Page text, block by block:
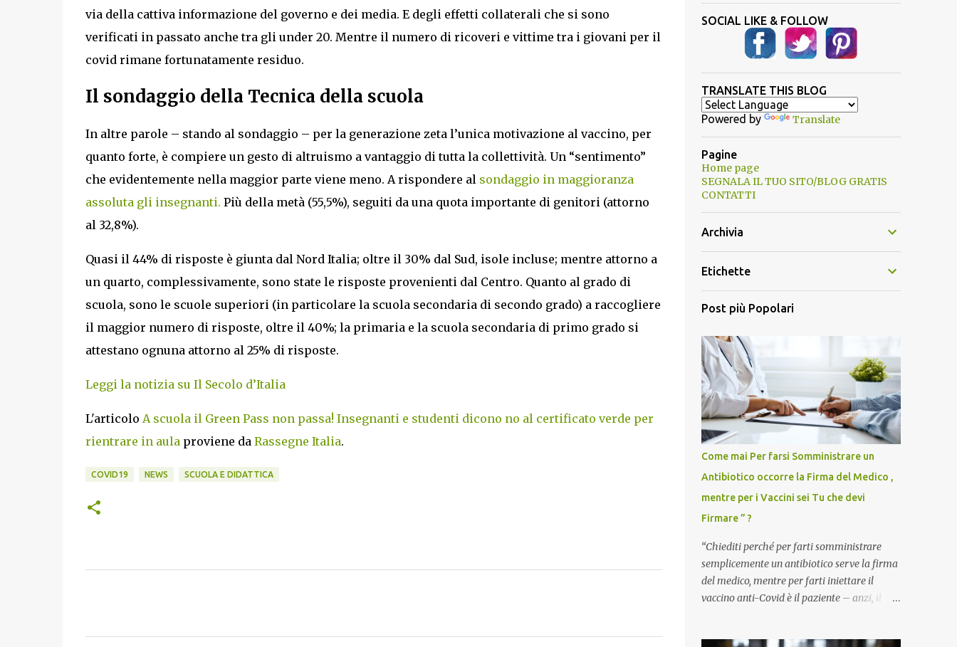
via della cattiva informazione del governo e dei media. E degli effetti collaterali che si sono
verificati in passato anche tra gli under 20. Mentre il numero di ricoveri e vittime tra i giovani per il
covid rimane fortunatamente residuo.
Il sondaggio della Tecnica della scuola
In altre parole – stando al sondaggio – per la generazione zeta l’unica motivazione al vaccino, per
quanto forte, è compiere un gesto di altruismo a vantaggio di tutta la collettività. Un “sentimento”
che evidentemente nella maggior parte viene meno. A rispondere al sondaggio in maggioranza
assoluta gli insegnanti. Più della metà (55,5%), seguiti da una quota importante di genitori (attorno
al 32,8%).
Quasi il 44% di risposte è giunta dal Nord Italia; oltre il 30% dal Sud, isole incluse; mentre attorno a
un quarto, complessivamente, sono state le risposte provenienti dal Centro. Quanto al grado di
scuola, sono le scuole superiori (in particolare la scuola secondaria di secondo grado) a raccogliere
il maggior numero di risposte, oltre il 40%; la primaria e la scuola secondaria di primo grado si
attestano ognuna attorno al 25% di risposte.
Leggi la notizia su Il Secolo d’Italia
L'articolo A scuola il Green Pass non passa! Insegnanti e studenti dicono no al certificato verde per
rientrare in aula proviene da Rassegne Italia.
COVID19 NEWS SCUOLA E DIDATTICA
SOCIAL LIKE & FOLLOW
TRANSLATE THIS BLOG
Powered by Translate
Pagine
Home page
SEGNALA IL TUO SITO/BLOG GRATIS
CONTATTI
Archivia
Etichette
Post più Popolari
Come mai Per farsi Somministrare un
Antibiotico occorre la Firma del Medico ,
mentre per i Vaccini sei Tu che devi
Firmare ” ?
“Chiediti perché per farti somministrare
semplicemente un antibiotico serve la firma
del medico, mentre per farti iniettare il
vaccino anti-Covid è il paziente – anzi, il